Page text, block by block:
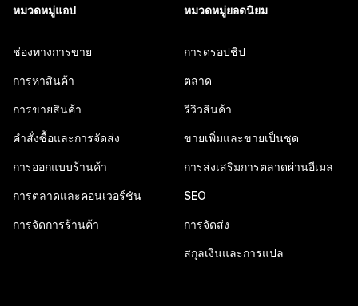
หมวดหมู่แอป
ช่องทางการขาย
การหาสินค้า
การขายสินค้า
คำสั่งซื้อและการจัดส่ง
การออกแบบร้านค้า
การตลาดและคอนเวอร์ชัน
การจัดการร้านค้า
หมวดหมู่ยอดนิยม
การดรอปชิป
ตลาด
รีวิวสินค้า
ขายเพิ่มและขายเป็นชุด
การส่งเสริมการตลาดผ่านอีเมล
SEO
การจัดส่ง
สกุลเงินและการแปล